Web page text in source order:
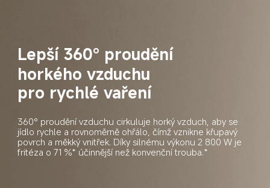
Lepší 360° proudění
horkého vzduchu
pro rychlé vaření
360° proudění vzduchu cirkuluje horký vzduch, aby se
jídlo rychle a rovnoměrně ohřálo, čímž vznikne křupavý
povrch a měkký vnitřek. Díky silnému výkonu 2 800 W je
fritéza o 71 %* účinnější než konvenční trouba.*